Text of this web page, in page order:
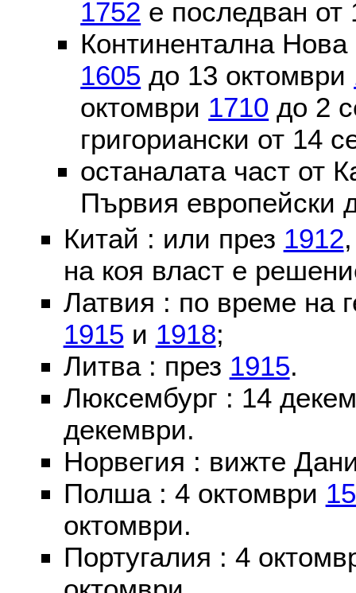
1752 е последван от
Континентална
1605 до 13 октомври
октомври 1710 до 2
григориански от 14
останалата част от
Първия европейски
Китай : или през 1912
на коя власт е
Латвия : по време на
1915 и 1918;
Литва : през 1915.
Люксембург : 14
декември.
Норвегия : вижте
Полша : 4 октомври
октомври.
Португалия : 4